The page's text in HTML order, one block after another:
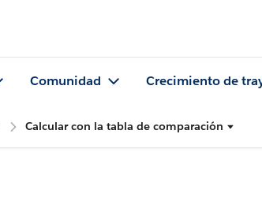
Comunidad Crecimiento de
Calcular con la tabla de comparación